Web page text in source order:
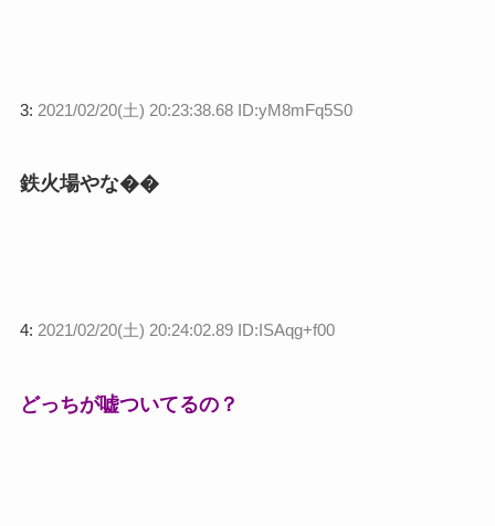
3: 2021/02/20(土) 20:23:38.68 ID:yM8mFq5S0
鉄火場やな��
4: 2021/02/20(土) 20:24:02.89 ID:ISAqg+f00
どっちが嘘ついてるの？